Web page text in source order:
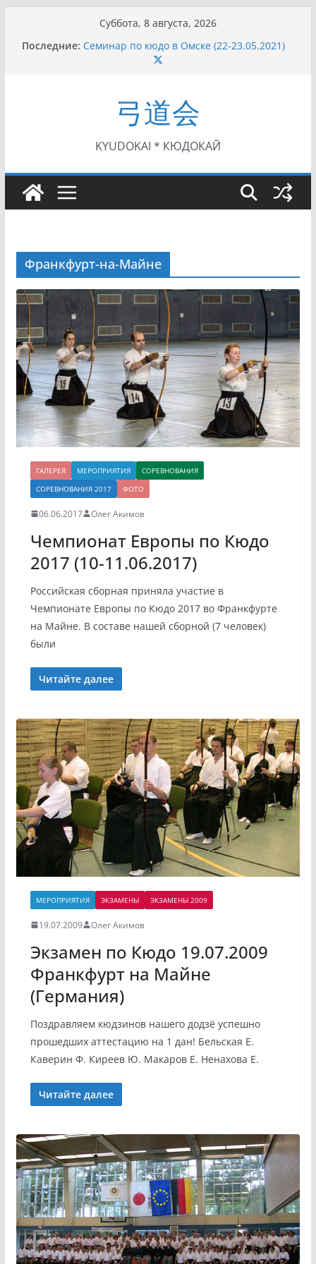
содержимому
Суббота, 8 августа, 2026
Последние: Семинар по кюдо в Омске (22-23.05.2021)
Чемпионат Росcии, Дёмино (2-5.09.2021)
II Кубок Посла Японии в России по Кюдо,
Орёл (25.07.2021)
I этап Кубка Московской области по Кюдо /
Сейдокан II (27.06.2021)
弓道会
KYUDOKAI * КЮДОКАЙ
Франкфурт-на-Майне
ГАЛЕРЕЯ МЕРОПРИЯТИЯ
СОРЕВНОВАНИЯ
СОРЕВНОВАНИЯ 2017
ФОТО
06.06.2017 Олег Акимов
Чемпионат Европы по Кюдо
2017 (10-11.06.2017)
Российская сборная приняла участие в
Чемпионате Европы по Кюдо 2017 во Франкфурте
на Майне. В составе нашей сборной (7 человек)
были
Читайте далее
МЕРОПРИЯТИЯ ЭКЗАМЕНЫ ЭКЗАМЕНЫ 2009
19.07.2009 Олег Акимов
Экзамен по Кюдо 19.07.2009
Франкфурт на Майне
(Германия)
Поздравляем кюдзинов нашего додзё успешно
прошедших аттестацию на 1 дан! Бельская Е.
Каверин Ф. Киреев Ю. Макаров Е. Ненахова Е.
Читайте далее